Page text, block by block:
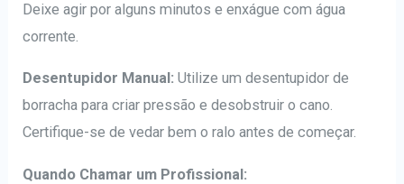
Deixe agir por alguns minutos e enxágue com água
corrente.
Desentupidor Manual: Utilize um desentupidor de
borracha para criar pressão e desobstruir o cano.
Certifique-se de vedar bem o ralo antes de começar.
Quando Chamar um Profissional: